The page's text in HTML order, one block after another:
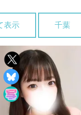
表示 千葉